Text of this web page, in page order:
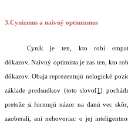
3.Cynizmus a naivný optimizmus
Cynik je ten, kto robí
dôkazov. Naivný optimista je zas ten, kto
dôkazov. Obaja reprezentujú nelogické
základe predsudkov (toto slovo [1]
pretože si formujú názor na danú vec
zaoberali, ani nehovoriac o jej